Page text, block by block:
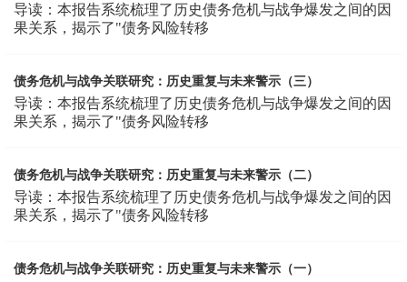
导读：本报告系统梳理了历史债务危机与战争爆发之间的因
果关系，揭示了"债务风险转移
债务危机与战争关联研究：历史重复与未来警示（三）
导读：本报告系统梳理了历史债务危机与战争爆发之间的因
果关系，揭示了"债务风险转移
债务危机与战争关联研究：历史重复与未来警示（二）
导读：本报告系统梳理了历史债务危机与战争爆发之间的因
果关系，揭示了"债务风险转移
债务危机与战争关联研究：历史重复与未来警示（一）